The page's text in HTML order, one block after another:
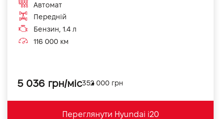
Автомат
Передній
Бензин, 1.4 л
116 000 км
5 036 грн/міс352 000 грн
Переглянути Hyundai i20